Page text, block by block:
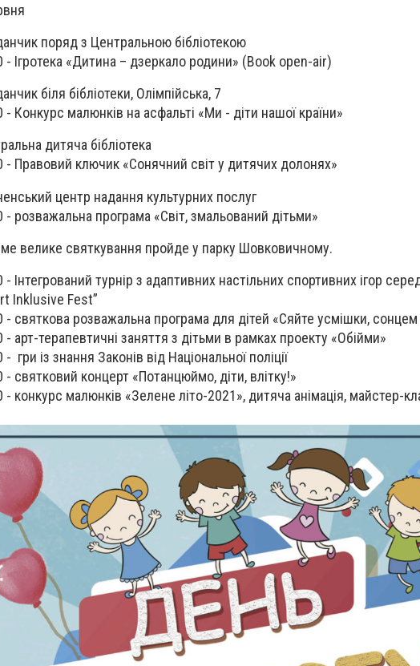
поряд з Центральною бібліотекою
- Ігротека «Дитина – дзеркало родини» (Book open-air)
біля бібліотеки, Олімпійська, 7
- Конкурс малюнків на асфальті «Ми - діти нашої країни»
дитяча бібліотека
- Правовий ключик «Сонячний світ у дитячих долонях»
центр надання культурних послуг
- розважальна програма «Світ, змальований дітьми»
велике святкування пройде у парку Шовковичному.
- Інтегрований турнір з адаптивних настільних спортивних ігор
Inklusive Fest”
- святкова розважальна програма для дітей «Сяйте усмішки, сонцем
- арт-терапевтичні заняття з дітьми в рамках проекту «Обійми»
- гри із знання Законів від Національної поліції
- святковий концерт «Потанцюймо, діти, влітку!»
- конкурс малюнків «Зелене літо-2021», дитяча анімація, майстер-